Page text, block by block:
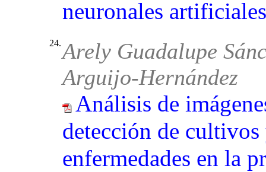
neuronales artificiales
24.Arely Guadalupe
Arguijo-Hernández
Análisis de
detección de
enfermedades en la